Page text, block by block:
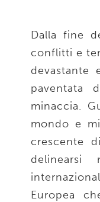
Dalla fine
conflitti e
devastante
paventata
minaccia.
mondo e
crescente
delinearsi
Europea